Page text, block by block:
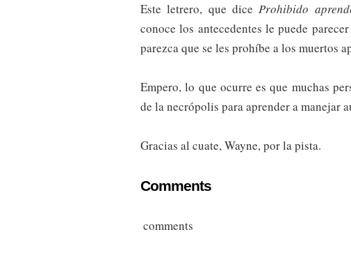
Este letrero, que diceProhibido
conoce los antecedentes le puede
parezca que se les prohíbe a los muertos
Empero, lo que ocurre es que muchas
de la necrópolis para aprender a manejar
Gracias al cuate, Wayne, por la pista.
Comments
comments